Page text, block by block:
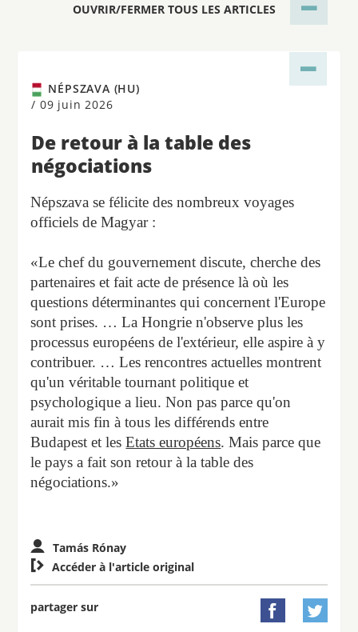
OUVRIR/FERMER TOUS LES ARTICLES
NÉPSZAVA (HU)
/ 09 juin 2026
De retour à la table des
négociations
Népszava se félicite des nombreux voyages
officiels de Magyar :
«Le chef du gouvernement discute, cherche des
partenaires et fait acte de présence là où les
questions déterminantes qui concernent l'Europe
sont prises. … La Hongrie n'observe plus les
processus européens de l'extérieur, elle aspire à y
contribuer. … Les rencontres actuelles montrent
qu'un véritable tournant politique et
psychologique a lieu. Non pas parce qu'on
aurait mis fin à tous les différends entre
Budapest et lesEtats européens. Mais parce que
le pays a fait son retour à la table des
négociations.»
Tamás Rónay
 Accéder à l'article original
partager sur  